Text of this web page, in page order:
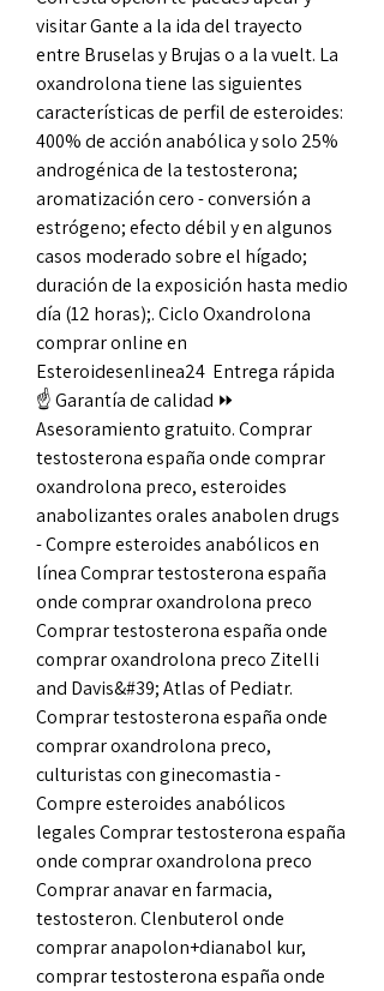
visitar Gante a la ida del trayecto
entre Bruselas y Brujas o a la vuelt. La
oxandrolona tiene las siguientes
características de perfil de esteroides:
400% de acción anabólica y solo 25%
androgénica de la testosterona;
aromatización cero - conversión a
estrógeno; efecto débil y en algunos
casos moderado sobre el hígado;
duración de la exposición hasta medio
día (12 horas);. Ciclo Oxandrolona
comprar online en
Esteroidesenlinea24 ️ Entrega rápida
☝ Garantía de calidad ⏩
Asesoramiento gratuito. Comprar
testosterona españa onde comprar
oxandrolona preco, esteroides
anabolizantes orales anabolen drugs
- Compre esteroides anabólicos en
línea Comprar testosterona españa
onde comprar oxandrolona preco
Comprar testosterona españa onde
comprar oxandrolona preco Zitelli
and Davis&#39; Atlas of Pediatr.
Comprar testosterona españa onde
comprar oxandrolona preco,
culturistas con ginecomastia -
Compre esteroides anabólicos
legales Comprar testosterona españa
onde comprar oxandrolona preco
Comprar anavar en farmacia,
testosteron. Clenbuterol onde
comprar anapolon+dianabol kur,
comprar testosterona españa onde